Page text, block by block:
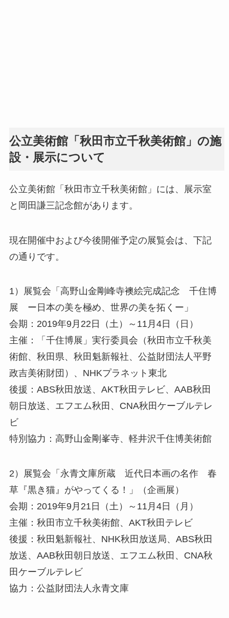
公立美術館「秋田市立千秋美術館」の施
設・展示について
公立美術館「秋田市立千秋美術館」には、展示室
と岡田謙三記念館があります。
現在開催中および今後開催予定の展覧会は、下記
の通りです。
1）展覧会「高野山金剛峰寺襖絵完成記念 千住博
展 ー日本の美を極め、世界の美を拓くー」
会期：2019年9月22日（土）～11月4日（日）
主催：「千住博展」実行委員会（秋田市立千秋美
術館、秋田県、秋田魁新報社、公益財団法人平野
政吉美術財団）、NHKプラネット東北
後援：ABS秋田放送、AKT秋田テレビ、AAB秋田
朝日放送、エフエム秋田、CNA秋田ケーブルテレ
ビ
特別協力：高野山金剛峯寺、軽井沢千住博美術館
2）展覧会「永青文庫所蔵 近代日本画の名作 春
草『黒き猫』がやってくる！」（企画展）
会期：2019年9月21日（土）～11月4日（月）
主催：秋田市立千秋美術館、AKT秋田テレビ
後援：秋田魁新報社、NHK秋田放送局、ABS秋田
放送、AAB秋田朝日放送、エフエム秋田、CNA秋
田ケーブルテレビ
協力：公益財団法人永青文庫